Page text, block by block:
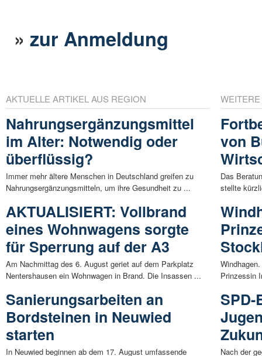
»zur Anmeldung
AKTUELLE ARTIKEL AUS REGION
Nahrungsergänzungsmittel
im Alter: Notwendig oder
überflüssig?
Immer mehr ältere Menschen in Deutschland greifen zu
Nahrungsergänzungsmitteln, um ihre Gesundheit zu ...
AKTUALISIERT: Vollbrand
eines Wohnwagens sorgte
für Sperrung auf der A3
Am Nachmittag des 6. August geriet auf dem Parkplatz
Nentershausen ein Wohnwagen in Brand. Die Insassen ...
Sanierungsarbeiten an
Bordsteinen in Neuwied
starten
In Neuwied beginnen ab dem 17. August umfassende
von
Das
stellte
Prinzessin
Nach der